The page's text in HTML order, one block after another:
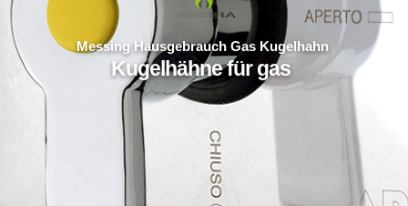
Messing Hausgebrauch Gas Kugelhahn
Kugelhähne für gas